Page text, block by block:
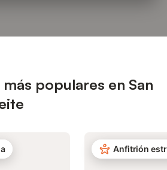
populares en San
Anfitrión